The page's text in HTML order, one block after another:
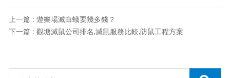
上一篇 : 遊樂場滅白蟻要幾多錢？
下一篇 : 觀塘滅鼠公司排名,滅鼠服務比較,防鼠工程方案